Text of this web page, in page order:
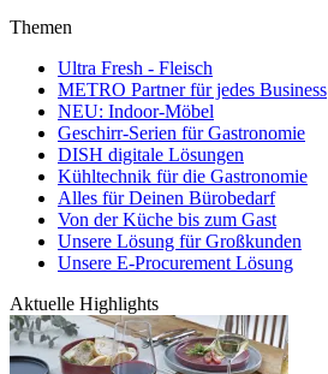
Themen
Ultra Fresh - Fleisch
METRO Partner für jedes Business
NEU: Indoor-Möbel
Geschirr-Serien für Gastronomie
DISH digitale Lösungen
Kühltechnik für die Gastronomie
Alles für Deinen Bürobedarf
Von der Küche bis zum Gast
Unsere Lösung für Großkunden
Unsere E-Procurement Lösung
Aktuelle Highlights